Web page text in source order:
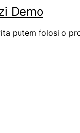
Demo
putem folosi o